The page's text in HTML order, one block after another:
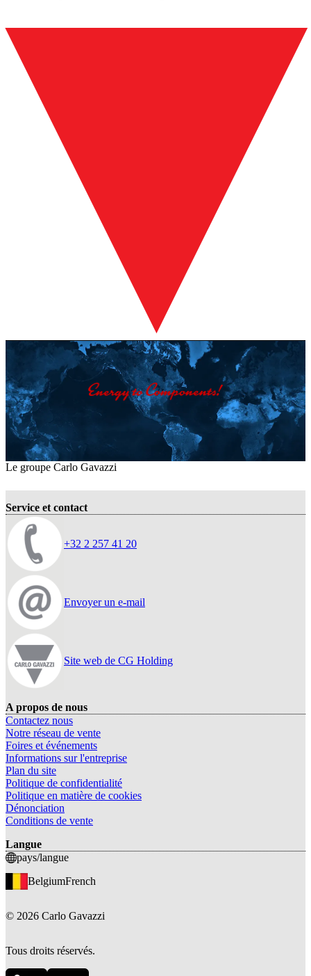
Le groupe Carlo Gavazzi
Service et contact
+32 2 257 41 20
Envoyer un e-mail
Site web de CG Holding
A propos de nous
Contactez nous
Notre réseau de vente
Foires et événements
Informations sur l'entreprise
Plan du site
Politique de confidentialité
Politique en matière de cookies
Dénonciation
Conditions de vente
Langue
pays/langue
BelgiumFrench
© 2026 Carlo Gavazzi
Tous droits réservés.